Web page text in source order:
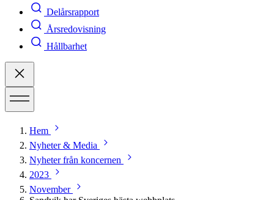
Delårsrapport
Årsredovisning
Hållbarhet
Hem
Nyheter & Media
Nyheter från koncernen
2023
November